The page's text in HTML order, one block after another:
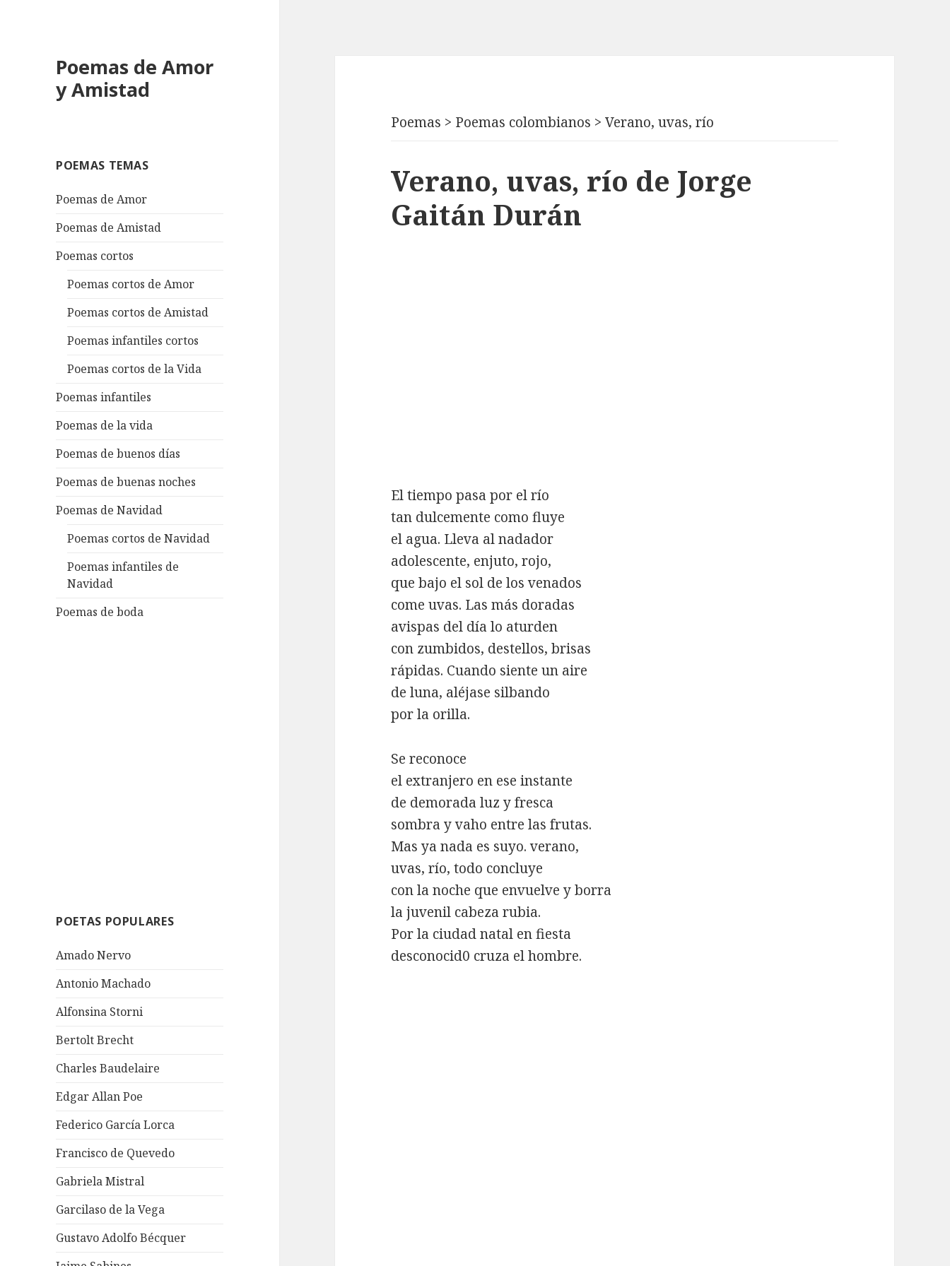
Poemas de Amor
y Amistad
POEMAS TEMAS
Poemas de Amor
Poemas de Amistad
Poemas cortos
Poemas cortos de Amor
Poemas cortos de Amistad
Poemas infantiles cortos
Poemas cortos de la Vida
Poemas infantiles
Poemas de la vida
Poemas de buenos días
Poemas de buenas noches
Poemas de Navidad
Poemas cortos de Navidad
Poemas infantiles de
Navidad
Poemas de boda
POETAS POPULARES
Amado Nervo
Antonio Machado
Alfonsina Storni
Bertolt Brecht
Charles Baudelaire
Edgar Allan Poe
Federico García Lorca
Francisco de Quevedo
Gabriela Mistral
Garcilaso de la Vega
Gustavo Adolfo Bécquer
Poemas > Poemas colombianos >Verano, uvas, río
Verano, uvas, río de Jorge
Gaitán Durán
El tiempo pasa por el río
tan dulcemente como fluye
el agua. Lleva al nadador
adolescente, enjuto, rojo,
que bajo el sol de los venados
come uvas. Las más doradas
avispas del día lo aturden
con zumbidos, destellos, brisas
rápidas. Cuando siente un aire
de luna, aléjase silbando
por la orilla.
Se reconoce
el extranjero en ese instante
de demorada luz y fresca
sombra y vaho entre las frutas.
Mas ya nada es suyo. verano,
uvas, río, todo concluye
con la noche que envuelve y borra
la juvenil cabeza rubia.
Por la ciudad natal en fiesta
desconocid0 cruza el hombre.